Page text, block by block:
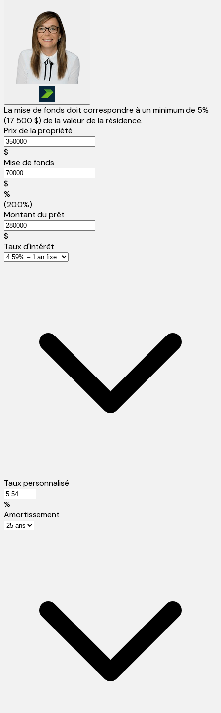
La mise de fonds doit correspondre à un minimum de 5%
(17 500 $) de la valeur de la résidence.
Prix de la propriété
$
Mise de fonds
$
%
(20.0%)
Montant du prêt
$
Taux d'intérêt
Taux personnalisé
%
Amortissement